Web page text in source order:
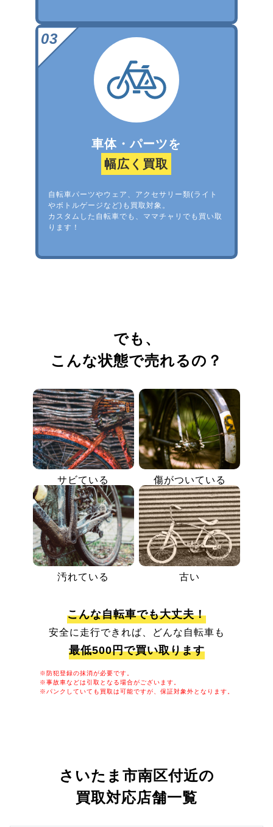
車体・パーツを
幅広く買取
自転車パーツやウェア、アクセサリー類(ライト
やボトルゲージなど)も買取対象。
カスタムした自転車でも、ママチャリでも買い取
ります！
でも、
こんな状態で売れるの？
サビている 傷がついている
汚れている 古い
こんな自転車でも大丈夫！
安全に走行できれば、どんな自転車も
最低500円で買い取ります
※防犯登録の抹消が必要です。
※事故車などは引取となる場合がございます。
※パンクしていても買取は可能ですが、保証対象外となります。
さいたま市南区付近の
買取対応店舗一覧